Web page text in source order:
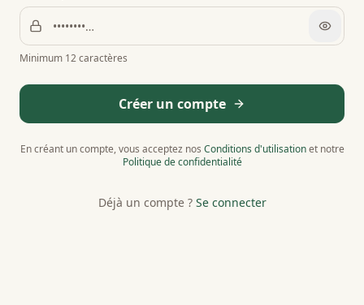
Minimum 12 caractères
Créer un compte
En créant un compte, vous acceptez nos Conditions d'utilisation et notre
Politique de confidentialité
Déjà un compte ? Se connecter